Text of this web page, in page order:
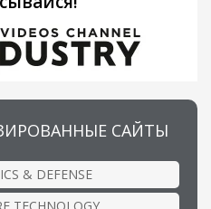
САЙТЫ
& DEFENSE